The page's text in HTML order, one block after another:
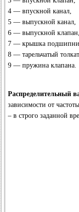
4 — впускной канал,
5 — выпускной канал,
6 — выпускной клапан,
7 — крышка
8 — тарельчатый
9 — пружина клапана.
Распределительный
зависимости от
– в строго заданной